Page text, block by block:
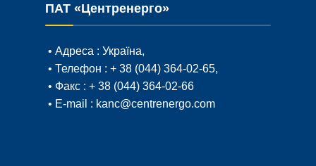
ПАТ «Центренерго»
• Адреса : Україна,
• Телефон : + 38 (044) 364-02-65,
• Факс : + 38 (044) 364-02-66
• E-mail : kanc@centrenergo.com